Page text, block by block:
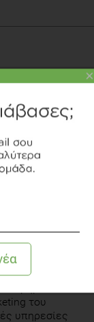
Corrà,
Herbert
Prescott, Josep
Smulders,
W. M.
May 2016
και
του
υπηρεσίες
×